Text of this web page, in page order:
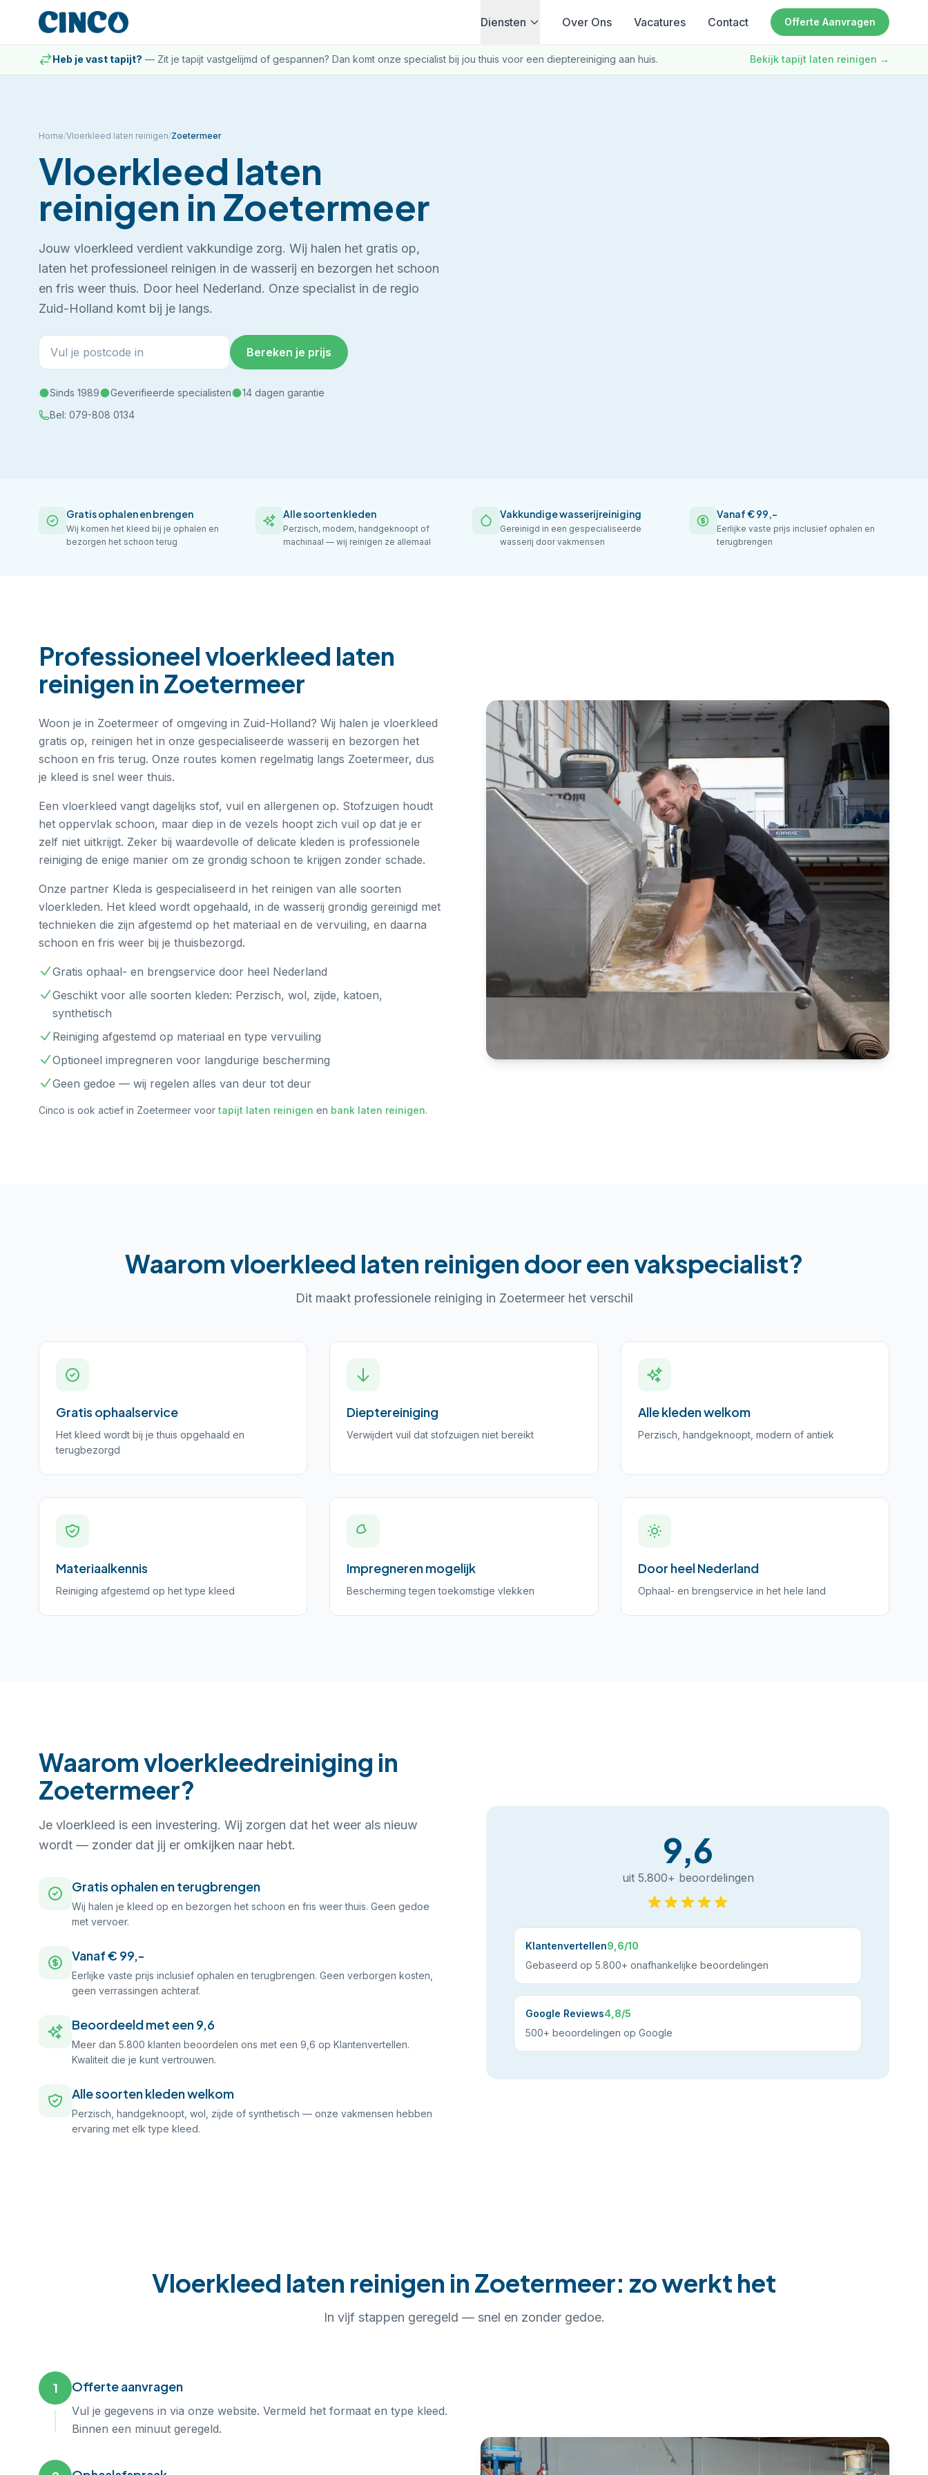
Diensten Over Ons Vacatures Contact Offerte Aanvragen
Heb je vast tapijt? — Zit je tapijt vastgelijmd of gespannen? Dan komt onze specialist bij jou thuis voor een dieptereiniging aan huis. Bekijk tapijt laten reinigen →
Home/Vloerkleed laten reinigen/Zoetermeer
Vloerkleed laten
reinigen inZoetermeer
Jouw vloerkleed verdient vakkundige zorg. Wij halen het gratis op,
laten het professioneel reinigen in de wasserij en bezorgen het schoon
en fris weer thuis. Door heel Nederland. Onze specialist in de regio
Zuid-Holland komt bij je langs.
Bereken je prijs
Sinds 1989 Geverifieerde specialisten
14 dagen garantie
Bel: 079-808 0134
Gratis ophalen en brengen
Wij komen het kleed bij je ophalen en
bezorgen het schoon terug
Alle soorten kleden
Perzisch, modern, handgeknoopt of
machinaal — wij reinigen ze allemaal
Vakkundige wasserijreiniging
Gereinigd in een gespecialiseerde
wasserij door vakmensen
Vanaf € 99,-
Eerlijke vaste prijs inclusief ophalen en
terugbrengen
Professioneelvloerkleed laten
reinigen in Zoetermeer
Woon je in Zoetermeer of omgeving in Zuid-Holland? Wij halen je vloerkleed
gratis op, reinigen het in onze gespecialiseerde wasserij en bezorgen het
schoon en fris terug. Onze routes komen regelmatig langs Zoetermeer, dus
je kleed is snel weer thuis.
Een vloerkleed vangt dagelijks stof, vuil en allergenen op. Stofzuigen houdt
het oppervlak schoon, maar diep in de vezels hoopt zich vuil op dat je er
zelf niet uitkrijgt. Zeker bij waardevolle of delicate kleden is professionele
reiniging de enige manier om ze grondig schoon te krijgen zonder schade.
Onze partner Kleda is gespecialiseerd in het reinigen van alle soorten
vloerkleden. Het kleed wordt opgehaald, in de wasserij grondig gereinigd met
technieken die zijn afgestemd op het materiaal en de vervuiling, en daarna
schoon en fris weer bij je thuisbezorgd.
Gratis ophaal- en brengservice door heel Nederland
Geschikt voor alle soorten kleden: Perzisch, wol, zijde, katoen,
synthetisch
Reiniging afgestemd op materiaal en type vervuiling
Optioneel impregneren voor langdurige bescherming
Geen gedoe — wij regelen alles van deur tot deur
Cinco is ook actief in Zoetermeer voor tapijt laten reinigen en bank laten reinigen.
Waaromvloerkleed laten reinigen door een vakspecialist?
Dit maakt professionele reiniging in Zoetermeerhet verschil
Gratis ophaalservice
Het kleed wordt bij je thuis opgehaald en
terugbezorgd
Dieptereiniging
Verwijdert vuil dat stofzuigen niet bereikt
Alle kleden welkom
Perzisch, handgeknoopt, modern of antiek
Materiaalkennis
Reiniging afgestemd op het type kleed
Impregneren mogelijk
Bescherming tegen toekomstige vlekken
Door heel Nederland
Ophaal- en brengservice in het hele land
Waarom vloerkleedreiniging in
Zoetermeer?
Je vloerkleed is een investering. Wij zorgen dat het weer als nieuw
wordt — zonder dat jij er omkijken naar hebt.
Gratis ophalen en terugbrengen
Wij halen je kleed op en bezorgen het schoon en fris weer thuis. Geen gedoe
met vervoer.
Vanaf € 99,-
Eerlijke vaste prijs inclusief ophalen en terugbrengen. Geen verborgen kosten,
geen verrassingen achteraf.
Beoordeeld met een 9,6
Meer dan 5.800 klanten beoordelen ons met een 9,6 op Klantenvertellen.
Kwaliteit die je kunt vertrouwen.
Alle soorten kleden welkom
Perzisch, handgeknoopt, wol, zijde of synthetisch — onze vakmensen hebben
ervaring met elk type kleed.
9,6
uit 5.800+ beoordelingen
Klantenvertellen9,6/10
Gebaseerd op 5.800+ onafhankelijke beoordelingen
Google Reviews4,8/5
500+ beoordelingen op Google
Vloerkleed laten reinigen in Zoetermeer: zo werkt het
In vijf stappen geregeld — snel en zonder gedoe.
1 Offerte aanvragen
Vul je gegevens in via onze website. Vermeld het formaat en type kleed.
Binnen een minuut geregeld.